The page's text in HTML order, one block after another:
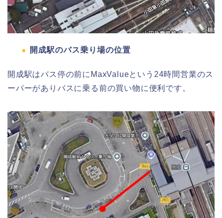
開成駅のバス乗り場の位置
開成駅はバス停の前にMaxValueという24時間営業のス
ーパーがありバスに乗る前の買い物に便利です。